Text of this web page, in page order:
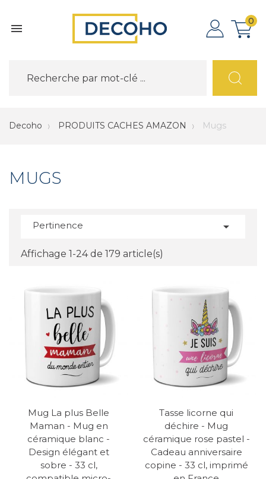

0
Decoho PRODUITS CACHES AMAZON Mugs
MUGS
Pertinence 
Affichage 1-24 de 179 article(s)
Mug La plus Belle
Maman - Mug en
céramique blanc -
Design élégant et
sobre - 33 cl,
Tasse licorne qui
déchire - Mug
céramique rose pastel -
Cadeau anniversaire
copine - 33 cl, imprimé